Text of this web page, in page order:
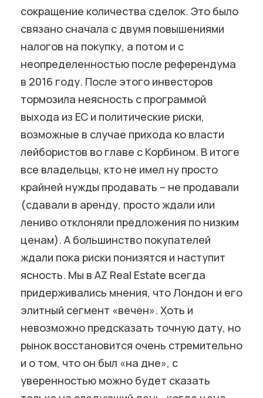
сокращение количества сделок. Это было
связано сначала с двумя повышениями
налогов на покупку, а потом и с
неопределенностью после референдума
в 2016 году. После этого инвесторов
тормозила неясность с программой
выхода из ЕС и политические риски,
возможные в случае прихода ко власти
лейбористов во главе с Корбином. В итоге
все владельцы, кто не имел ну просто
крайней нужды продавать – не продавали
(сдавали в аренду, просто ждали или
лениво отклоняли предложения по низким
ценам). А большинство покупателей
ждали пока риски понизятся и наступит
ясность. Мы в AZ Real Estate всегда
придерживались мнения, что Лондон и его
элитный сегмент «вечен». Хоть и
невозможно предсказать точную дату, но
рынок восстановится очень стремительно
и о том, что он был «на дне», с
уверенностью можно будет сказать